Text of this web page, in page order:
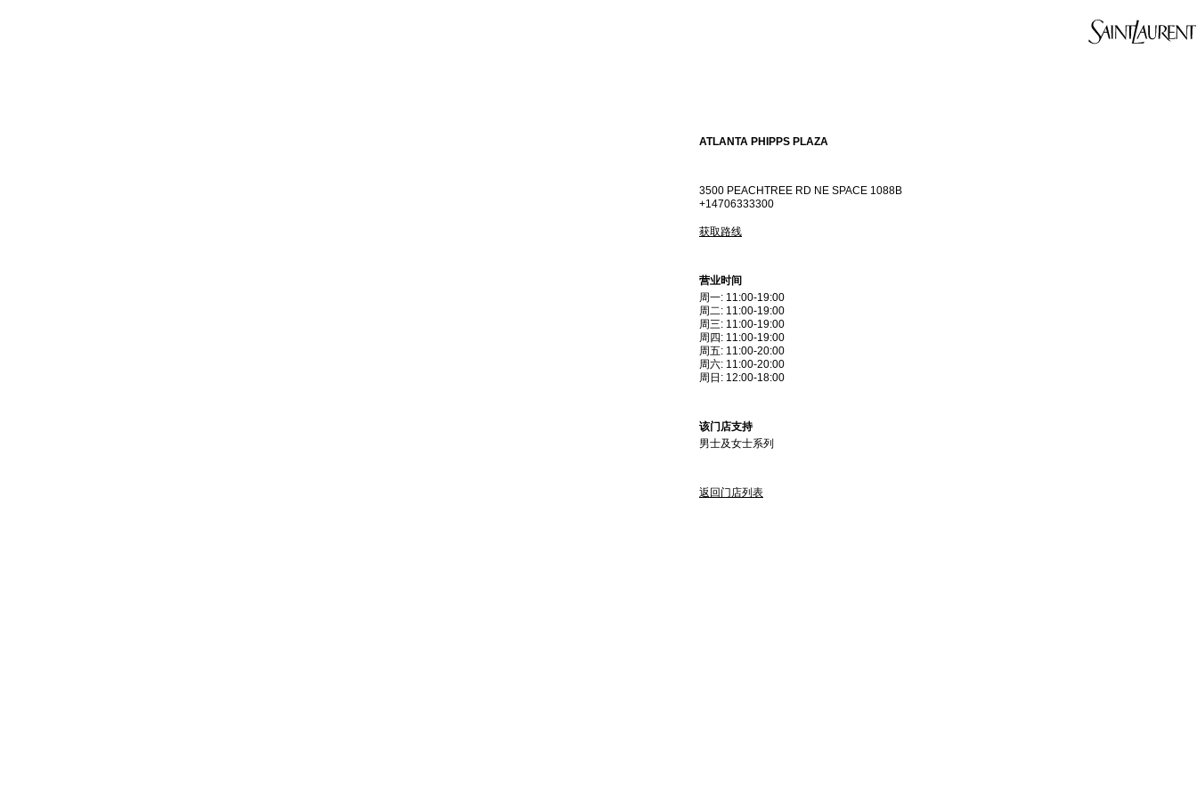
ATLANTA PHIPPS PLAZA
3500 PEACHTREE RD NE SPACE 1088B
+14706333300
获取路线
营业时间
周一: 11:00-19:00
周二: 11:00-19:00
周三: 11:00-19:00
周四 : 11:00-19:00
周五: 11:00-20:00
周六: 11:00-20:00
周日 : 12:00-18:00
该门店支持
男士及女士系列
返回门店列表